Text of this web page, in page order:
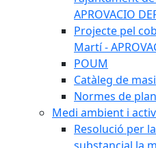
APROVACIO
Projecte pel
Martí -
POUM
Catàleg de
Normes de
Medi ambient i
Resolució per